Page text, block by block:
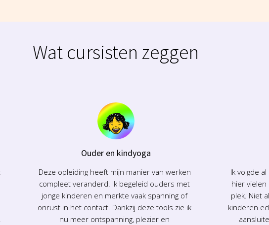
Wat cursisten zeggen
Ouder en kindyoga
Deze opleiding heeft mijn manier van werken
compleet veranderd. Ik begeleid ouders met
jonge kinderen en merkte vaak spanning of
onrust in het contact. Dankzij deze tools zie ik
nu meer ontspanning, plezier en
Ik volgde
hier vielen
plek. Niet
kinderen